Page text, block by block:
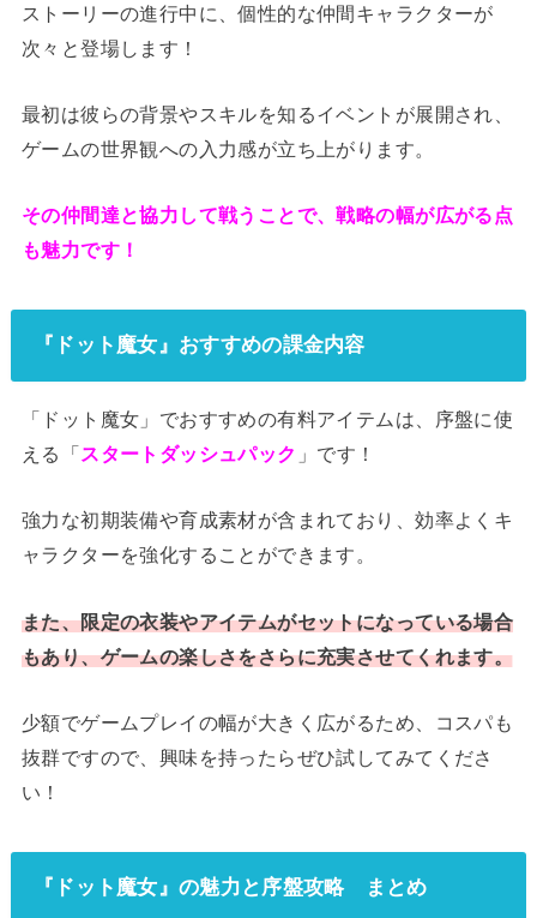
ストーリーの進行中に、個性的な仲間キャラクターが
次々と登場します！
最初は彼らの背景やスキルを知るイベントが展開され、
ゲームの世界観への入力感が立ち上がります。
その仲間達と協力して戦うことで、戦略の幅が広がる点
も魅力です！
『ドット魔女』おすすめの課金内容
「ドット魔女」でおすすめの有料アイテムは、序盤に使
える「スタートダッシュパック 」です！
強力な初期装備や育成素材が含まれており、効率よくキ
ャラクターを強化することができます。
また、限定の衣装やアイテムがセットになっている場合
もあり、ゲームの楽しさをさらに充実させてくれます。
少額でゲームプレイの幅が大きく広がるため、コスパも
抜群ですので、興味を持ったらぜひ試してみてくださ
い！
『ドット魔女』の魅力と序盤攻略 まとめ